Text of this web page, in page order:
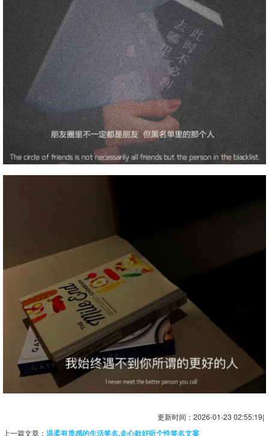
更新时间：2026-01-23 02:55:19|
上一篇文章： 温柔有质感的生活签名,走心款好听个性签名文案